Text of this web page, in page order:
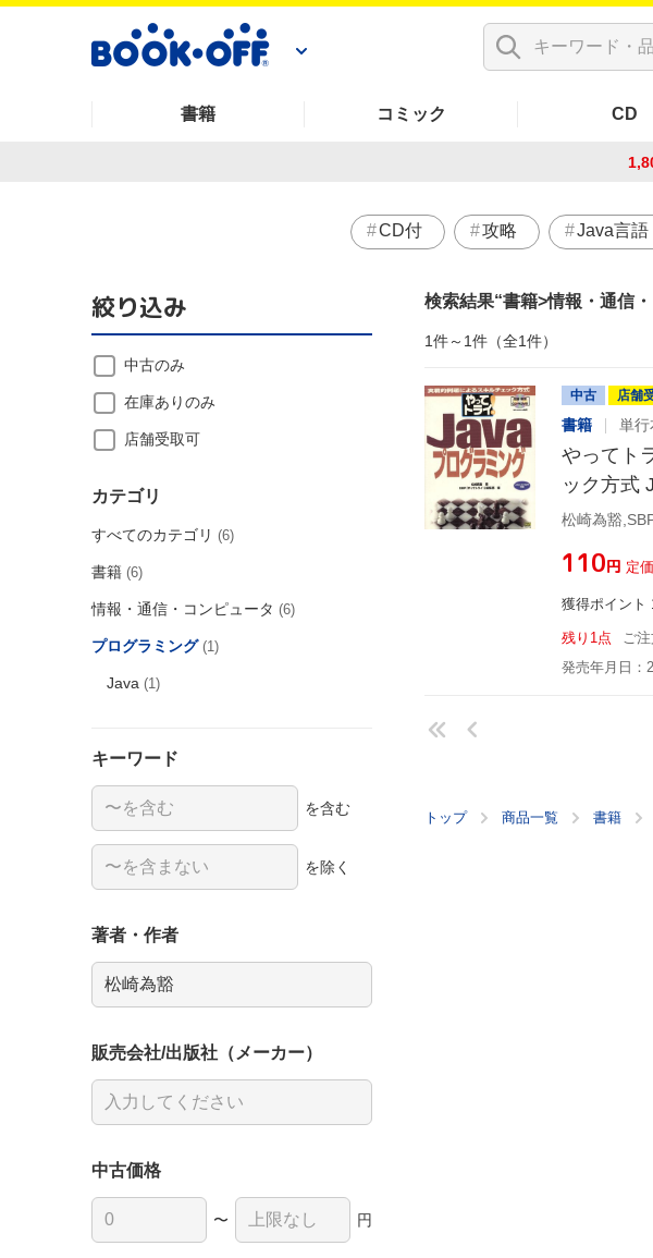
書籍 コミック CD
CD付 攻略 Java言語
検索結果 書籍>情報・通信
1件～1件（全1件）
中古 店舗
書籍 単行
やってト
ック方式
松崎為豁
¥110円 定
獲得ポイント
残り1点
ご
発売年月日：
トップ 商品一覧 書籍
絞り込み
中古のみ
在庫ありのみ
店舗受取可
カテゴリ
すべてのカテゴリ (6)
書籍 (6)
情報・通信・コンピュータ (6)
プログラミング (1)
Java (1)
キーワード
を含む
を除く
著者・作者
販売会社/出版社（メーカー）
中古価格
〜 円